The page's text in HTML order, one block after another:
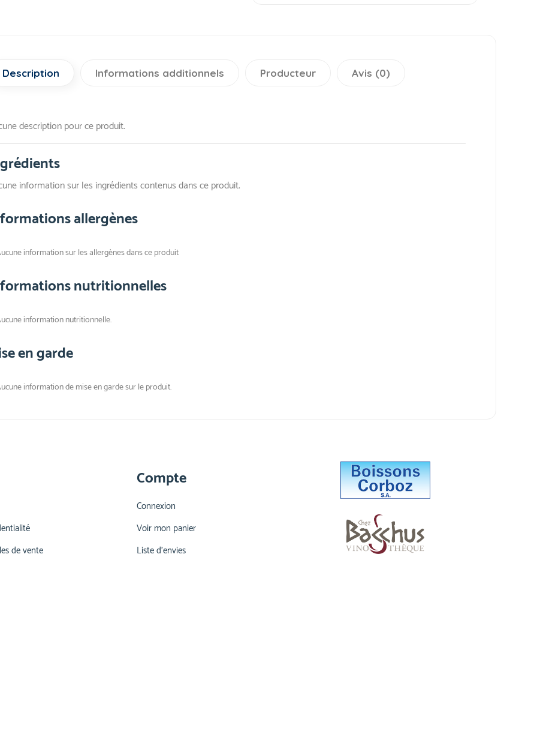
Description Informations additionnels Producteur Avis (0)
description pour ce produit.
information sur les ingrédients contenus dans ce produit.
allergènes
information sur les allergènes dans ce produit
nutritionnelles
information nutritionnelle.
en garde
information de mise en garde sur le produit.
de vente
Compte
Connexion
Voir mon panier
Liste d'envies